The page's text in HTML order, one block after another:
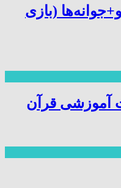
(بازی
آموزشی قرآن